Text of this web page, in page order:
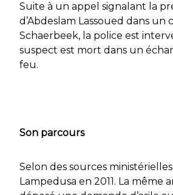
Suite à un appel signalant la
d’Abdeslam Lassoued dans un
Schaerbeek, la police est
suspect est mort dans un
feu.
Son parcours
Selon des sources
Lampedusa en 2011. La même